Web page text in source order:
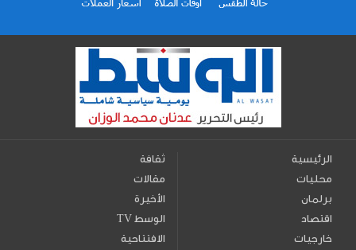
الرئيسية
محليات
برلمان
اقتصاد
خارجيات
ثقافة
مقالات
الأخيرة
TV الوسط
الافتتاحية